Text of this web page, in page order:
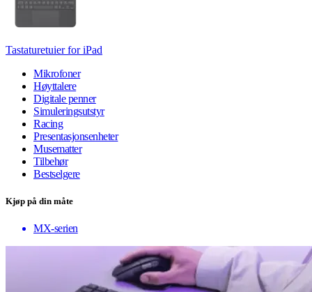
Tastaturetuier for iPad
Mikrofoner
Høyttalere
Digitale penner
Simuleringsutstyr
Racing
Presentasjonsenheter
Musematter
Tilbehør
Bestselgere
Kjøp på din måte
MX-serien